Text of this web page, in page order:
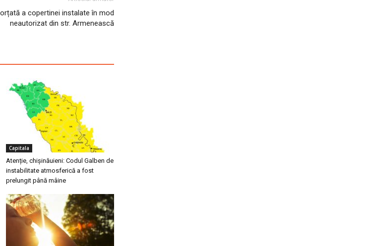
a copertinei instalate în mod
neautorizat din str. Armenească
Capitala
Atenție, chișinăuieni: Codul Galben de
instabilitate atmosferică a fost
prelungit până mâine